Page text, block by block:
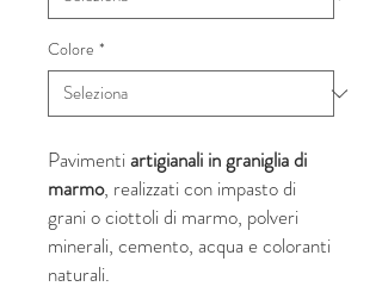
Colore *
Pavimentiartigianali in graniglia di
marmo, realizzati con impasto di
grani o ciottoli di marmo, polveri
minerali, cemento, acqua e coloranti
naturali.